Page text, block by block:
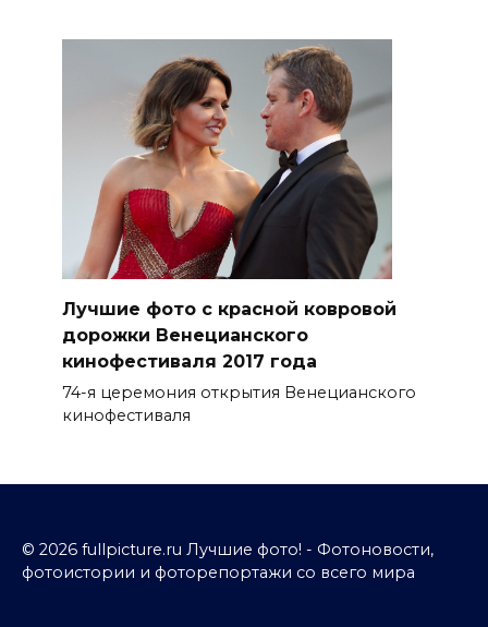
Лучшие фото с красной ковровой
дорожки Венецианского
кинофестиваля 2017 года
74-я церемония открытия Венецианского
кинофестиваля
© 2026 fullpicture.ru Лучшие фото! - Фотоновости,
фотоистории и фоторепортажи со всего мира